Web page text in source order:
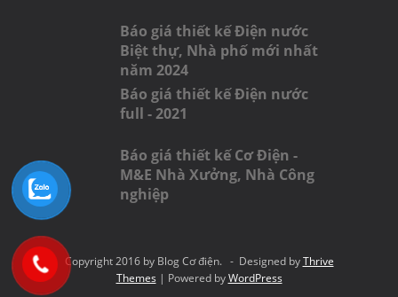
Báo giá thiết kế Điện nước
Biệt thự, Nhà phố mới nhất
năm 2024
Báo giá thiết kế Điện nước
full - 2021
Báo giá thiết kế Cơ Điện -
M&E Nhà Xưởng, Nhà Công
nghiệp
Copyright 2016 by Blog Cơ điện. - Designed byThrive
Themes | Powered byWordPress